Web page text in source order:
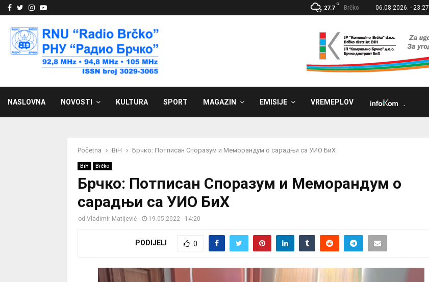
Facebook
Twitter
Instagram
Youtube 27.7
C
Brčko 06.08.2026. - 23:27
NASLOVNA NOVOSTI KULTURA SPORT MAGAZIN EMISIJE VREMEPLOV
Početna BiH Брчко: Потписан Споразум и Меморандум o сарадњи са УИО БиХ
BiH Brčko
Брчко: Потписан Споразум и Меморандум o
сарадњи са УИО БиХ
od Vladimir Matijević 19.05.2022 - 14:20
PODIJELI 0